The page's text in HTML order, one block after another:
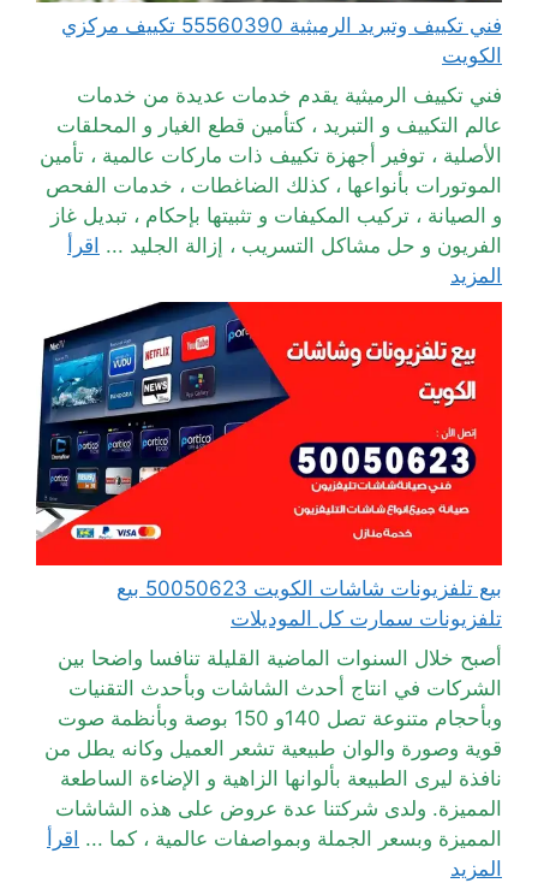
فني تكييف وتبريد الرميثية 55560390 تكييف مركزي
الكويت
فني تكييف الرميثية يقدم خدمات عديدة من خدمات
عالم التكييف و التبريد ، كتأمين قطع الغيار و المحلقات
الأصلية ، توفير أجهزة تكييف ذات ماركات عالمية ، تأمين
الموتورات بأنواعها ، كذلك الضاغطات ، خدمات الفحص
و الصيانة ، تركيب المكيفات و تثبيتها بإحكام ، تبديل غاز
الفريون و حل مشاكل التسريب ، إزالة الجليد ... اقرأ
المزيد
بيع تلفزيونات شاشات الكويت 50050623 بيع
تلفزيونات سمارت كل الموديلات
أصبح خلال السنوات الماضية القليلة تنافسا واضحا بين
الشركات في انتاج أحدث الشاشات وبأحدث التقنيات
وبأحجام متنوعة تصل 140و 150 بوصة وبأنظمة صوت
قوية وصورة والوان طبيعية تشعر العميل وكانه يطل من
نافذة ليرى الطبيعة بألوانها الزاهية و الإضاءة الساطعة
المميزة. ولدى شركتنا عدة عروض على هذه الشاشات
المميزة وبسعر الجملة وبمواصفات عالمية ، كما ... اقرأ
المزيد